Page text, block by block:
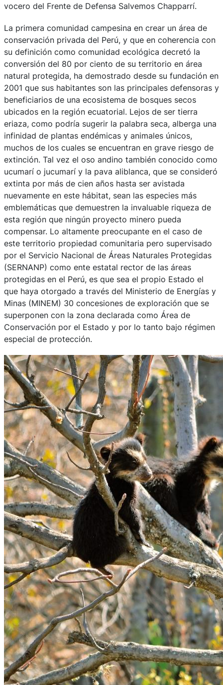
vocero del Frente de Defensa Salvemos Chapparrí.
La primera comunidad campesina en crear un área de
conservación privada del Perú, y que en coherencia con
su definición como comunidad ecológica decretó la
conversión del 80 por ciento de su territorio en área
natural protegida, ha demostrado desde su fundación en
2001 que sus habitantes son las principales defensoras y
beneficiarios de una ecosistema de bosques secos
ubicados en la región ecuatorial. Lejos de ser tierra
eriaza, como podría sugerir la palabra seca, alberga una
infinidad de plantas endémicas y animales únicos,
muchos de los cuales se encuentran en grave riesgo de
extinción. Tal vez el oso andino también conocido como
ucumarí o jucumarí y la pava aliblanca, que se consideró
extinta por más de cien años hasta ser avistada
nuevamente en este hábitat, sean las especies más
emblemáticas que demuestren la invaluable riqueza de
esta región que ningún proyecto minero pueda
compensar. Lo altamente preocupante en el caso de
este territorio propiedad comunitaria pero supervisado
por el Servicio Nacional de Áreas Naturales Protegidas
(SERNANP) como ente estatal rector de las áreas
protegidas en el Perú, es que sea el propio Estado el
que haya otorgado a través del Ministerio de Energías y
Minas (MINEM) 30 concesiones de exploración que se
superponen con la zona declarada como Área de
Conservación por el Estado y por lo tanto bajo régimen
especial de protección.